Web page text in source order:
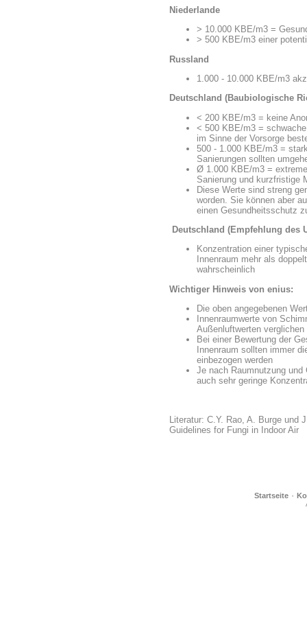
Niederlande
> 10.000 KBE/m3 =
> 500 KBE/m3 einer
Russland
1.000 - 10.000 KBE/m3
Deutschland (Baubiologische
< 200 KBE/m3 = keine
< 500 KBE/m3 =
im Sinne der Vorsorge
500 - 1.000 KBE/m3 =
Sanierungen sollten
Ø 1.000 KBE/m3 =
Sanierung und kurzfristige
Diese Werte sind streng
worden. Sie können aber
einen Gesundheitsschutz
Deutschland (Empfehlung des
Konzentration einer
Innenraum mehr als
wahrscheinlich
Wichtiger Hinweis von enius:
Die oben angegebenen
Innenraumwerte von
Außenluftwerten verglichen
Bei einer Bewertung der
Innenraum sollten immer
einbezogen werden
Je nach Raumnutzung
auch sehr geringe
Literatur: C.Y. Rao, A. Burge und
Guidelines for Fungi in Indoor Air
Startseite·